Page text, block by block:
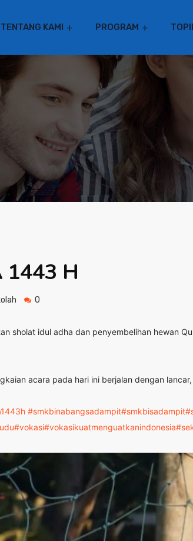
TENTANG KAMI PROGRAM
1443 H
0
sholat idul adha dan penyembelihan hewan
acara pada hari ini berjalan dengan
#smkbinabangsadampit#smkbisadampit
#vokasi#vokasikuatmenguatkanindonesia